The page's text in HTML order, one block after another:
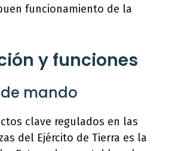
funcionamiento de la
y funciones
mando
clave regulados en las
del Ejército de Tierra es la